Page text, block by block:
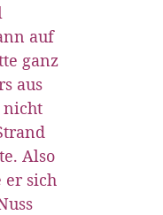
auf
ganz
aus
nicht
Also
er sich